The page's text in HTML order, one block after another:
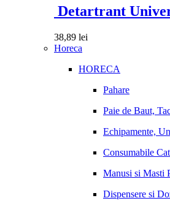
Detartrant
38,89 lei
Horeca
HORECA
Pahare
Paie de Baut,
Echipamente,
Consumabile
Manusi si Masti
Dispensere si